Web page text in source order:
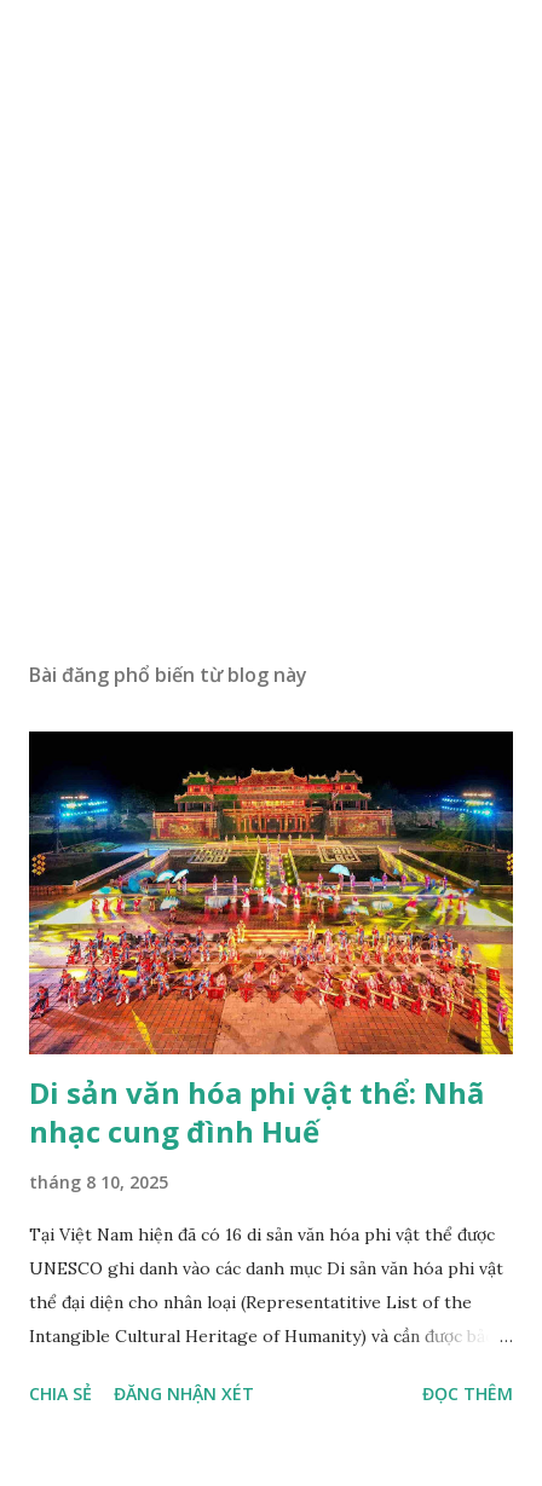
Bài đăng phổ biến từ blog này
Di sản văn hóa phi vật thể: Nhã
nhạc cung đình Huế
tháng 8 10, 2025
Tại Việt Nam hiện đã có 16 di sản văn hóa phi vật thể được
UNESCO ghi danh vào các danh mục Di sản văn hóa phi vật
thể đại diện cho nhân loại (Representatitive List of the
Intangible Cultural Heritage of Humanity) và cần được bảo
Urgent Safeguarding) theo thứ tự năm công nhận mới nhất
CHIA SẺ ĐĂNG NHẬN XÉT ĐỌC THÊM